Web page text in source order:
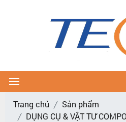
Trang chủ
Sản phẩm
DỤNG CỤ & VẬT TƯ